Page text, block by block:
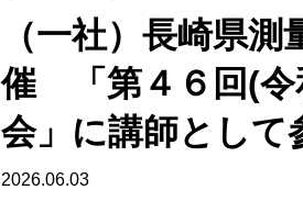
（一社）長崎県
催 「第４６回(令
会」に講師として
2026.06.03